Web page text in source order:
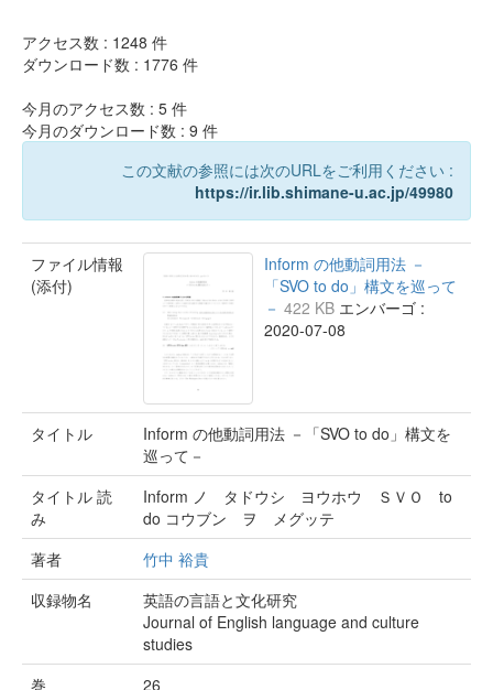
アクセス数 : 1248 件
ダウンロード数 : 1776 件
今月のアクセス数 : 5 件
今月のダウンロード数 : 9 件
この文献の参照には次のURLをご利用ください :
https://ir.lib.shimane-u.ac.jp/49980
ファイル情報
(添付)
Inform の他動詞用法 －
「SVO to do」構文を巡って
－ 422 KB エンバーゴ :
2020-07-08
タイトル
Inform の他動詞用法 －「SVO to do」構文を
巡って－
タイトル 読
み
Inform ノ タドウシ ヨウホウ ＳＶＯ to
do コウブン ヲ メグッテ
著者
竹中 裕貴
収録物名
英語の言語と文化研究
Journal of English language and culture
studies
巻
26